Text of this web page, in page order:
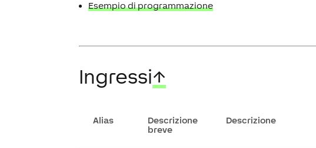
Esempio di programmazione
Ingressi↑
Alias
Descrizione
breve
Descrizione